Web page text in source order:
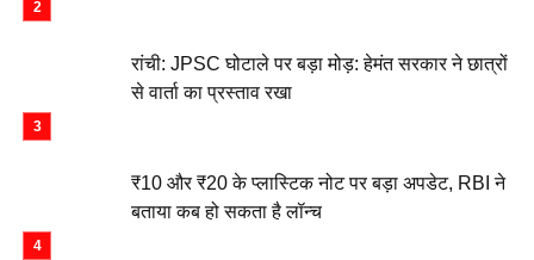
रांची: JPSC घोटाले पर बड़ा मोड़: हेमंत सरकार ने छात्रों
से वार्ता का प्रस्ताव रखा
₹10 और ₹20 के प्लास्टिक नोट पर बड़ा अपडेट, RBI ने
बताया कब हो सकता है लॉन्च